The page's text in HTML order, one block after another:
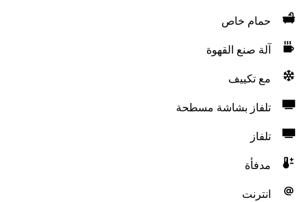
حمام خاص
آلة صنع القهوة
مع تكييف
تلفاز بشاشة مسطحة
تلفاز
مدفأة
انترنت